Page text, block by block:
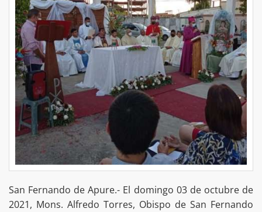
San Fernando de Apure.- El domingo 03 de octubre de
2021, Mons. Alfredo Torres, Obispo de San Fernando